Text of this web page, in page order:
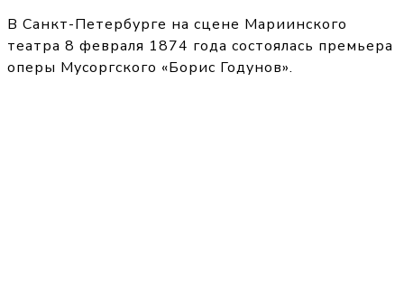
В Санкт-Петербурге на сцене Мариинского
театра 8 февраля 1874 года состоялась премьера
оперы Мусоргского «Борис Годунов».